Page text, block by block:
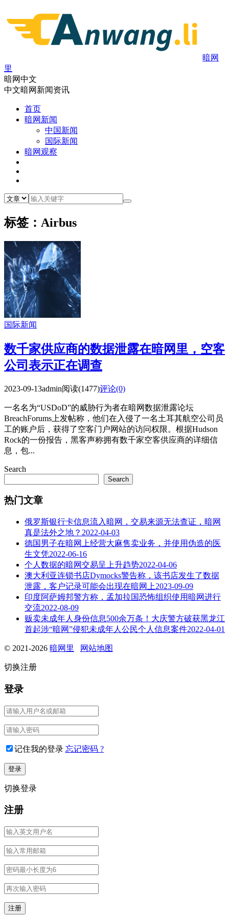
暗网
里
暗网中文
中文暗网新闻资讯
首页
暗网新闻
中国新闻
国际新闻
暗网观察
标签：Airbus
国际新闻
数千家供应商的数据泄露在暗网里，空客
公司表示正在调查
2023-09-13admin阅读(1477)评论(0)
一名名为“USDoD”的威胁行为者在暗网数据泄露论坛
BreachForums上发帖称，他们在入侵了一名土耳其航空公司员
工的账户后，获得了空客门户网站的访问权限。根据Hudson
Rock的一份报告，黑客声称拥有数千家空客供应商的详细信
息，包...
Search
Search
热门文章
俄罗斯银行卡信息流入暗网，交易来源无法查证，暗网
真是法外之地？ 2022-04-03
德国男子在暗网上经营大麻售卖业务，并使用伪造的医
生文凭2022-06-16
个人数据的暗网交易呈上升趋势2022-04-06
澳大利亚连锁书店Dymocks警告称，该书店发生了数据
泄露，客户记录可能会出现在暗网上2023-09-09
印度阿萨姆邦警方称，孟加拉国恐怖组织使用暗网进行
交流2022-08-09
贩卖未成年人身份信息500余万条！大庆警方破获黑龙江
首起涉“暗网”侵犯未成年人公民个人信息案件2022-04-01
© 2021-2026 暗网里 网站地图
切换注册
登录
记住我的登录 忘记密码 ?
切换登录
注册